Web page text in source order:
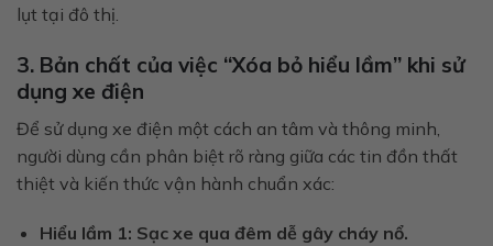
lụt tại đô thị.
3. Bản chất của việc “Xóa bỏ hiểu lầm” khi sử
dụng xe điện
Để sử dụng xe điện một cách an tâm và thông minh,
người dùng cần phân biệt rõ ràng giữa các tin đồn thất
thiệt và kiến thức vận hành chuẩn xác:
Hiểu lầm 1: Sạc xe qua đêm dễ gây cháy nổ.